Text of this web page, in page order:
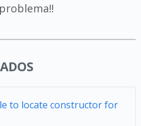
to locate constructor for